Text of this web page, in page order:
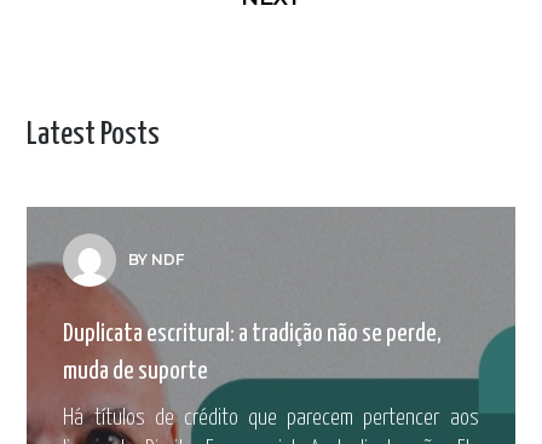
Latest Posts
BY NDF
Duplicata escritural: a tradição não se perde,
muda de suporte
Há títulos de crédito que parecem pertencer aos